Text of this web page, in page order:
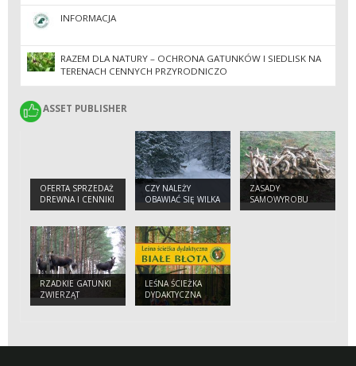
INFORMACJA
RAZEM DLA NATURY – OCHRONA GATUNKÓW I SIEDLISK NA
TERENACH CENNYCH PRZYRODNICZO
ASSET PUBLISHER
ASSET PUBLISHER
OFERTA SPRZEDAŻ
DREWNA I CENNIKI
CZY NALEŻY
OBAWIAĆ SIĘ WILKA
W LESIE ?
ZASADY
SAMOWYROBU
DREWNA
RZADKIE GATUNKI
ZWIERZĄT
CZĘSTSZE POD
LEŚNA ŚCIEŻKA
DYDAKTYCZNA
BIAŁE BŁOTA